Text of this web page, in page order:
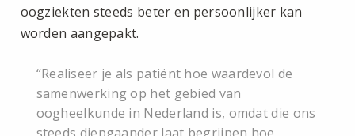
oogziekten steeds beter en persoonlijker kan
worden aangepakt.
Realiseer je als patiënt hoe waardevol de
samenwerking op het gebied van
oogheelkunde in Nederland is, omdat die ons
steeds diepgaander laat begrijpen hoe